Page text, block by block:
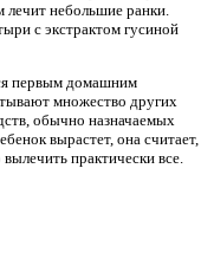
небольшие ранки.
с экстрактом гусиной
первым домашним
множество других
обычно назначаемых
вырастет, она считает,
практически все.